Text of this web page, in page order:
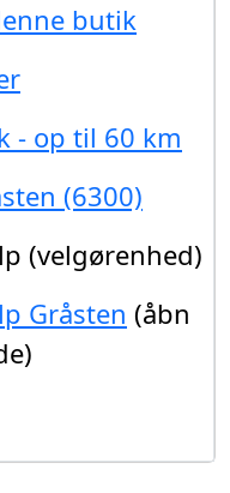
butik
- op til 60 km
(6300)
(velgørenhed)
Gråsten (åbn